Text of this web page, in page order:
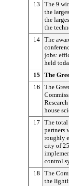
13
The 9
the
the
the
14 The
jobs:
held
15
The
16
The
house
17
The total
partners
roughly
city of
control
18
The
the